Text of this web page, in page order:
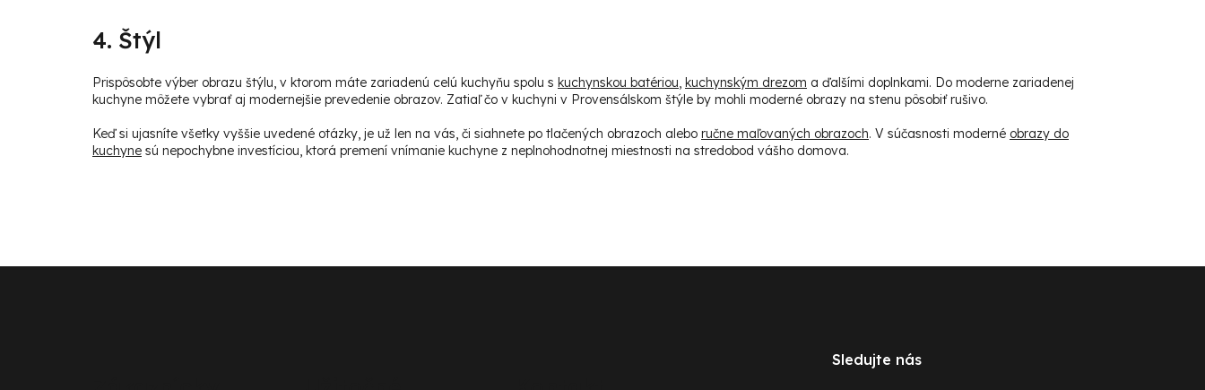
4. Štýl
Prispôsobte výber obrazu štýlu, v ktorom máte zariadenú celú kuchyňu spolu s kuchynskou batériou, kuchynským drezom a ďalšími doplnkami. Do moderne zariadenej
kuchyne môžete vybrať aj modernejšie prevedenie obrazov. Zatiaľ čo v kuchyni v Provensálskom štýle by mohli moderné obrazy na stenu pôsobiť rušivo.
Keď si ujasníte všetky vyššie uvedené otázky, je už len na vás, či siahnete po tlačených obrazoch alebo ručne maľovaných obrazoch. V súčasnosti moderné obrazy do
kuchyne sú nepochybne investíciou, ktorá premení vnímanie kuchyne z neplnohodnotnej miestnosti na stredobod vášho domova.
Sledujte nás